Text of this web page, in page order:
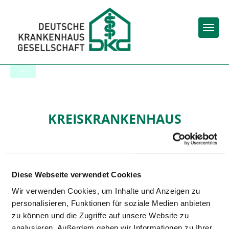
Diese Webseite verwendet Cookies
Wir verwenden Cookies, um Inhalte und Anzeigen zu
personalisieren, Funktionen für soziale Medien anbieten
zu können und die Zugriffe auf unsere Website zu
KREISKRANKENHAUS
BERGSTRASSE - EINE E
INRICHTUNG DES U
EIDELBERG